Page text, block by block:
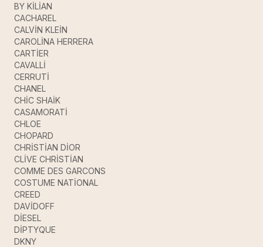
BY KİLİAN
CACHAREL
CALVİN KLEİN
CAROLİNA HERRERA
CARTİER
CAVALLİ
CERRUTİ
CHANEL
CHİC SHAİK
CASAMORATİ
CHLOE
CHOPARD
CHRİSTİAN DİOR
CLİVE CHRİSTİAN
COMME DES GARCONS
COSTUME NATİONAL
CREED
DAVİDOFF
DİESEL
DİPTYQUE
DKNY